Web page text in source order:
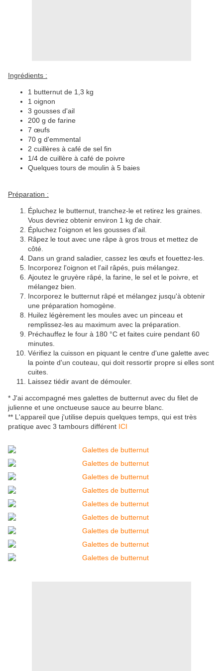
Ingrédients :
1 butternut de 1,3 kg
1 oignon
3 gousses d'ail
200 g de farine
7 œufs
70 g d'emmental
2 cuillères à café de sel fin
1/4 de cuillère à café de poivre
Quelques tours de moulin à 5 baies
Préparation :
Épluchez le butternut, tranchez-le et retirez les graines.
Vous devriez obtenir environ 1 kg de chair.
Épluchez l'oignon et les gousses d'ail.
Râpez le tout avec une râpe à gros trous et mettez de
côté.
Dans un grand saladier, cassez les œufs et fouettez-les.
Incorporez l'oignon et l'ail râpés, puis mélangez.
Ajoutez le gruyère râpé, la farine, le sel et le poivre, et
mélangez bien.
Incorporez le butternut râpé et mélangez jusqu'à obtenir
une préparation homogène.
Huilez légèrement les moules avec un pinceau et
remplissez-les au maximum avec la préparation.
Préchauffez le four à 180 °C et faites cuire pendant 60
minutes.
Vérifiez la cuisson en piquant le centre d'une galette avec
la pointe d'un couteau, qui doit ressortir propre si elles sont
cuites.
Laissez tiédir avant de démouler.
* J'ai accompagné mes galettes de butternut avec du filet de
julienne et une onctueuse sauce au beurre blanc.
** L'appareil que j'utilise depuis quelques temps, qui est très
pratique avec 3 tambours différent ICI